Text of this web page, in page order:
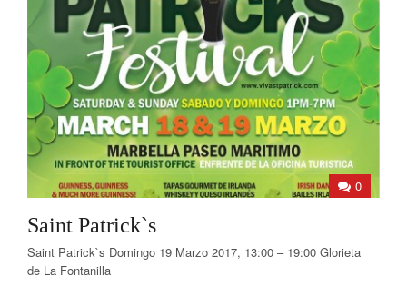
0
Saint Patrick`s
Saint Patrick`s Domingo 19 Marzo 2017, 13:00 – 19:00 Glorieta
de La Fontanilla